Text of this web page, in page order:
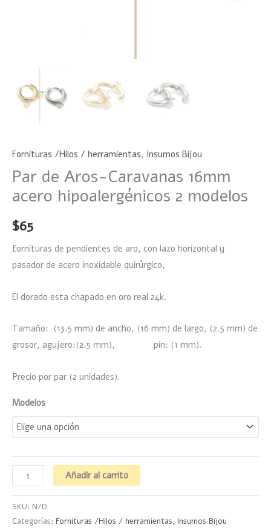
Fornituras /Hilos / herramientas, Insumos Bijou
Par de Aros-Caravanas 16mm
acero hipoalergénicos 2 modelos
$65
fornituras de pendientes de aro, con lazo horizontal y
pasador de acero inoxidable quirúrgico,
El dorado esta chapado en oro real 24k.
Tamaño: (13.5 mm) de ancho, (16 mm) de largo, (2.5 mm) de
grosor, agujero:(2.5 mm), pin: (1 mm).
Precio por par (2 unidades).
Modelos
Añadir al carrito
SKU: N/D
Categorías: Fornituras /Hilos / herramientas, Insumos Bijou